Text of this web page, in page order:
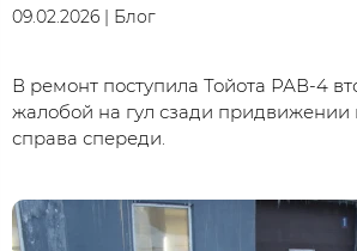
09.02.2026 | Блог
В ремонт поступила Тойота РАВ-4
жалобой на гул сзади придвижении
справа спереди.